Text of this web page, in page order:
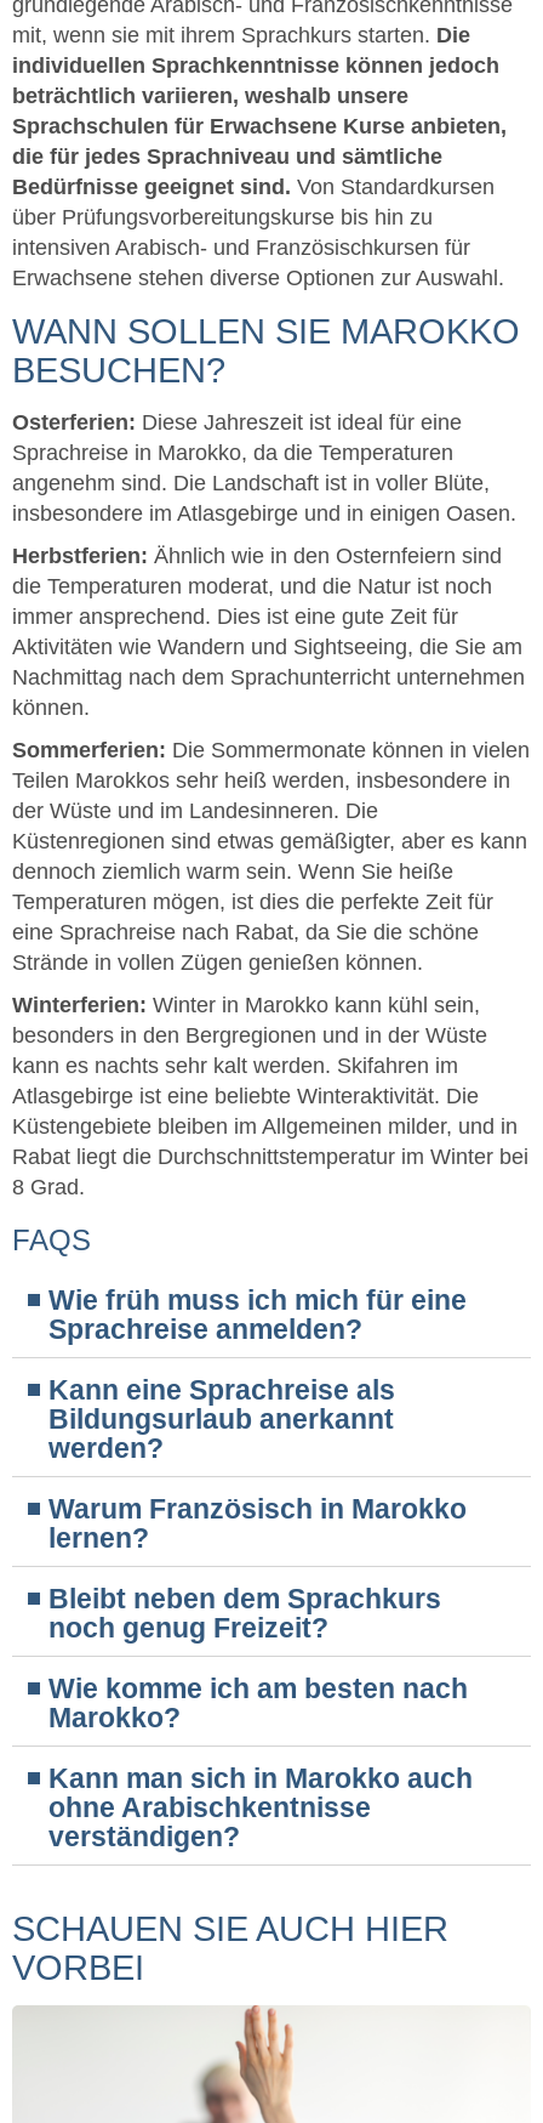
grundlegende Arabisch- und Französischkenntnisse
mit, wenn sie mit ihrem Sprachkurs starten. Die
individuellen Sprachkenntnisse können jedoch
beträchtlich variieren, weshalb unsere
Sprachschulen für Erwachsene Kurse anbieten,
die für jedes Sprachniveau und sämtliche
Bedürfnisse geeignet sind. Von Standardkursen
über Prüfungsvorbereitungskurse bis hin zu
intensiven Arabisch- und Französischkursen für
Erwachsene stehen diverse Optionen zur Auswahl.
WANN SOLLEN SIE MAROKKO
BESUCHEN?
Osterferien: Diese Jahreszeit ist ideal für eine
Sprachreise in Marokko, da die Temperaturen
angenehm sind. Die Landschaft ist in voller Blüte,
insbesondere im Atlasgebirge und in einigen Oasen.
Herbstferien: Ähnlich wie in den Osternfeiern sind
die Temperaturen moderat, und die Natur ist noch
immer ansprechend. Dies ist eine gute Zeit für
Aktivitäten wie Wandern und Sightseeing, die Sie am
Nachmittag nach dem Sprachunterricht unternehmen
können.
Sommerferien: Die Sommermonate können in vielen
Teilen Marokkos sehr heiß werden, insbesondere in
der Wüste und im Landesinneren. Die
Küstenregionen sind etwas gemäßigter, aber es kann
dennoch ziemlich warm sein. Wenn Sie heiße
Temperaturen mögen, ist dies die perfekte Zeit für
eine Sprachreise nach Rabat, da Sie die schöne
Strände in vollen Zügen genießen können.
Winterferien: Winter in Marokko kann kühl sein,
besonders in den Bergregionen und in der Wüste
kann es nachts sehr kalt werden. Skifahren im
Atlasgebirge ist eine beliebte Winteraktivität. Die
Küstengebiete bleiben im Allgemeinen milder, und in
Rabat liegt die Durchschnittstemperatur im Winter bei
8 Grad.
FAQS
Wie früh muss ich mich für eine
Sprachreise anmelden?
Kann eine Sprachreise als
Bildungsurlaub anerkannt
werden?
Warum Französisch in Marokko
lernen?
Bleibt neben dem Sprachkurs
noch genug Freizeit?
Wie komme ich am besten nach
Marokko?
Kann man sich in Marokko auch
ohne Arabischkentnisse
verständigen?
SCHAUEN SIE AUCH HIER
VORBEI